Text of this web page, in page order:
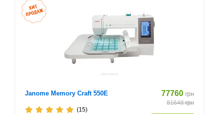
Janome Memory Craft 550E 77760 грн
81648грн
(15)